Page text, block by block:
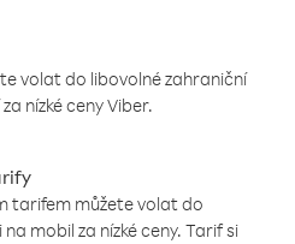
volat do libovolné zahraniční
nízké ceny Viber.
tarifem můžete volat do
mobil za nízké ceny. Tarif si